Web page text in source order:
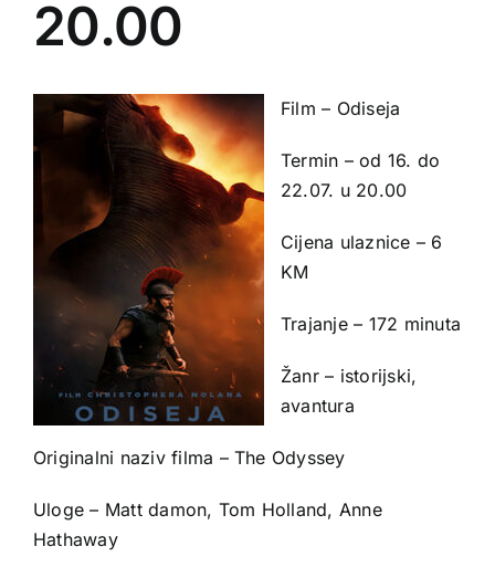
20.00
Film – Odiseja
Termin – od 16. do
22.07. u 20.00
Cijena ulaznice – 6
KM
Trajanje – 172 minuta
Žanr – istorijski,
avantura
Originalni naziv filma – The Odyssey
Uloge – Matt damon, Tom Holland, Anne
Hathaway